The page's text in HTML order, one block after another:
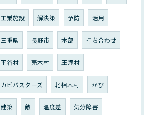
工業施設 解決策 予防 活用
三重県 長野市 本部 打ち合わせ
平谷村 売木村 王滝村
カビバスターズ 北相木村 かび
建築 敵 温度差 気分障害